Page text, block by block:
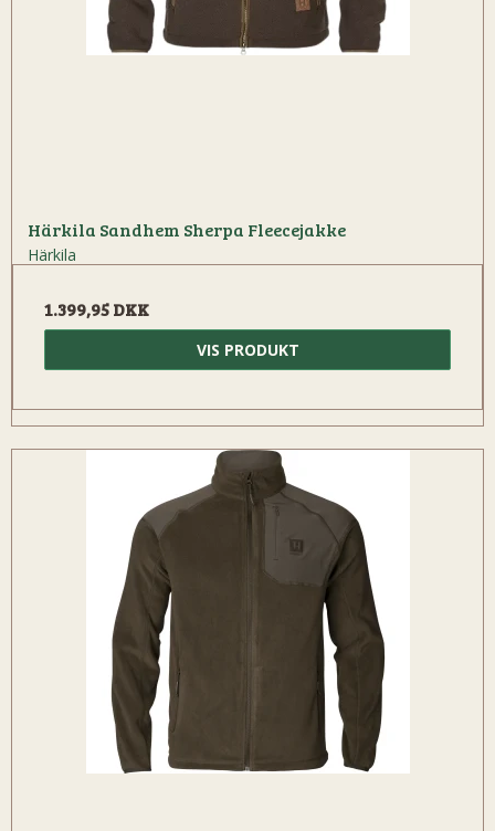
Härkila Sandhem Sherpa Fleecejakke
Härkila
1.399,95 DKK
VIS PRODUKT